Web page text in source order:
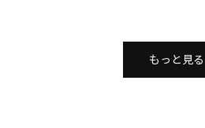
もっと見る